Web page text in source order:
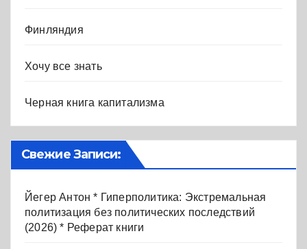
Финляндия
Хочу все знать
Черная книга капитализма
Свежие Записи:
Йегер Антон * Гиперполитика: Экстремальная
политизация без политических последствий
(2026) * Реферат книги